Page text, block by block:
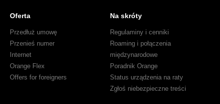
Oferta
Przedłuż umowę
Przenieś numer
Internet
Orange Flex
Offers for foreigners
Na skróty
Regulaminy i cenniki
Roaming i połączenia
międzynarodowe
Poradnik Orange
Status urządzenia na raty
Zgłoś niebezpieczne treści